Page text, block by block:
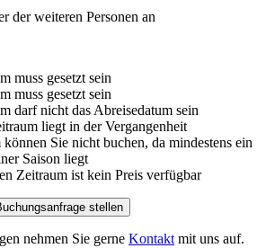
der weiteren Personen an
muss gesetzt sein
muss gesetzt sein
darf nicht das Abreisedatum sein
liegt in der Vergangenheit
Sie nicht buchen, da mindestens ein
Saison liegt
Zeitraum ist kein Preis verfügbar
stellen
nehmen Sie gerne Kontakt mit uns auf.